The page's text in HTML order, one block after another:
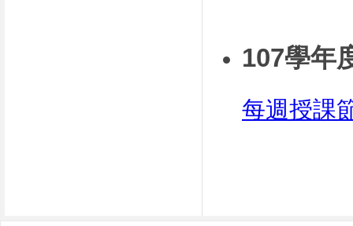
107學年
每週授課